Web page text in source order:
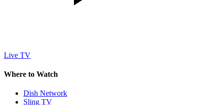
Live TV
Where to Watch
Dish Network
Sling TV